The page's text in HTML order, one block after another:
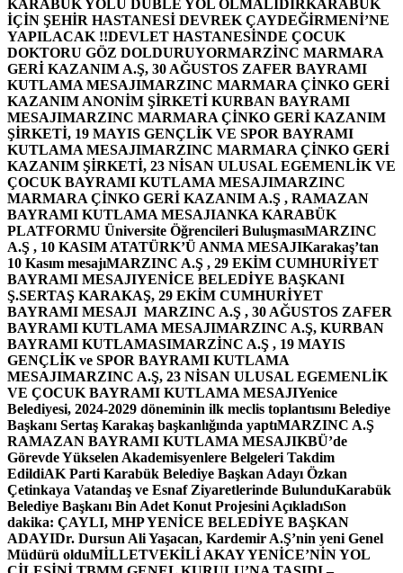
KARABÜK YOLU DUBLE YOL OLMALIDIRKARABÜK
İÇİN ŞEHİR HASTANESİ DEVREK ÇAYDEĞİRMENİ’NE
YAPILACAK !!DEVLET HASTANESİNDE ÇOCUK
DOKTORU GÖZ DOLDURUYORMARZİNC MARMARA
GERİ KAZANIM A.Ş, 30 AĞUSTOS ZAFER BAYRAMI
KUTLAMA MESAJIMARZINC MARMARA ÇİNKO GERİ
KAZANIM ANONİM ŞİRKETİ KURBAN BAYRAMI
MESAJIMARZINC MARMARA ÇİNKO GERİ KAZANIM
ŞİRKETİ, 19 MAYIS GENÇLİK VE SPOR BAYRAMI
KUTLAMA MESAJIMARZINC MARMARA ÇİNKO GERİ
KAZANIM ŞİRKETİ, 23 NİSAN ULUSAL EGEMENLİK VE
ÇOCUK BAYRAMI KUTLAMA MESAJIMARZINC
MARMARA ÇİNKO GERİ KAZANIM A.Ş , RAMAZAN
BAYRAMI KUTLAMA MESAJIANKA KARABÜK
PLATFORMU Üniversite Öğrencileri BuluşmasıMARZINC
A.Ş , 10 KASIM ATATÜRK’Ü ANMA MESAJIKarakaş’tan
10 Kasım mesajıMARZINC A.Ş , 29 EKİM CUMHURİYET
BAYRAMI MESAJIYENİCE BELEDİYE BAŞKANI
Ş.SERTAŞ KARAKAŞ, 29 EKİM CUMHURİYET
BAYRAMI MESAJI MARZINC A.Ş , 30 AĞUSTOS ZAFER
BAYRAMI KUTLAMA MESAJIMARZINC A.Ş, KURBAN
BAYRAMI KUTLAMASIMARZİNC A.Ş , 19 MAYIS
GENÇLİK ve SPOR BAYRAMI KUTLAMA
MESAJIMARZINC A.Ş, 23 NİSAN ULUSAL EGEMENLİK
VE ÇOCUK BAYRAMI KUTLAMA MESAJIYenice
Belediyesi, 2024-2029 döneminin ilk meclis toplantısını Belediye
Başkanı Sertaş Karakaş başkanlığında yaptıMARZINC A.Ş
RAMAZAN BAYRAMI KUTLAMA MESAJIKBÜ’de
Görevde Yükselen Akademisyenlere Belgeleri Takdim
EdildiAK Parti Karabük Belediye Başkan Adayı Özkan
Çetinkaya Vatandaş ve Esnaf Ziyaretlerinde BulunduKarabük
Belediye Başkanı Bin Adet Konut Projesini AçıkladıSon
dakika: ÇAYLI, MHP YENİCE BELEDİYE BAŞKAN
ADAYIDr. Dursun Ali Yaşacan, Kardemir A.Ş’nin yeni Genel
Müdürü olduMİLLETVEKİLİ AKAY YENİCE’NİN YOL